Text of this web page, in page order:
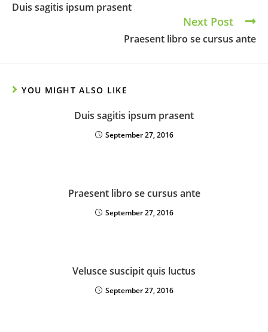
Duis sagitis ipsum prasent
Next Post
Praesent libro se cursus ante
YOU MIGHT ALSO LIKE
Duis sagitis ipsum prasent
September 27, 2016
Praesent libro se cursus ante
September 27, 2016
Velusce suscipit quis luctus
September 27, 2016